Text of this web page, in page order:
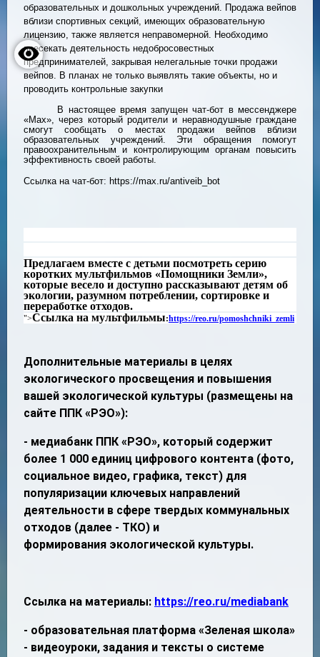
образовательных и дошкольных учреждений. Продажа вейпов
вблизи спортивных секций, имеющих образовательную
лицензию, также является неправомерной. Необходимо
пресекать деятельность недобросовестных
предпринимателей, закрывая нелегальные точки продажи
вейпов. В планах не только выявлять такие объекты, но и
проводить контрольные закупки
В настоящее время запущен чат-бот в мессенджере
«Мах», через который родители и неравнодушные граждане
смогут сообщать о местах продажи вейпов вблизи
образовательных учреждений. Эти обращения помогут
правоохранительным и контролирующим органам повысить
эффективность своей работы.
Ссылка на чат-бот: https://max.ru/antiveib_bot
Предлагаем вместе с детьми посмотреть серию
коротких мультфильмов «Помощники Земли»,
которые весело и доступно рассказывают детям об
экологии, разумном потреблении, сортировке и
переработке отходов.
">Ссылка на мультфильмы:https://reo.ru/pomoshchniki_zemli
Дополнительные материалы в целях
экологического просвещения и повышения
вашей экологической культуры (размещены на
сайте ППК «РЭО»):
- медиабанк ППК «РЭО», который содержит
более 1 000 единиц цифрового контента (фото,
социальное видео, графика, текст) для
популяризации ключевых направлений
деятельности в сфере твердых коммунальных
отходов (далее - ТКО) и
формирования экологической культуры.
Ссылка на материалы: https://reo.ru/mediabank
- образовательная платформа «Зеленая школа»
- видеоуроки, задания и тексты о системе